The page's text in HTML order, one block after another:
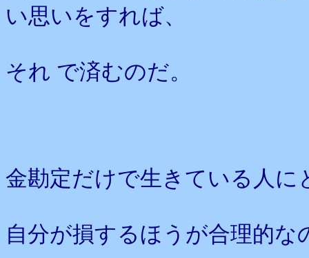
い思いをすれば、
それ で済むのだ。
金勘定だけで生きている人に
自分が損するほうが合理的